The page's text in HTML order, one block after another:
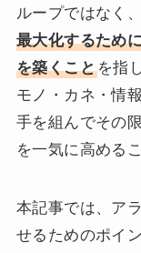
ループではなく
最大化するため
を築くことを指
モノ・カネ・情
手を組んでその
を一気に高める
本記事では、ア
せるためのポイ